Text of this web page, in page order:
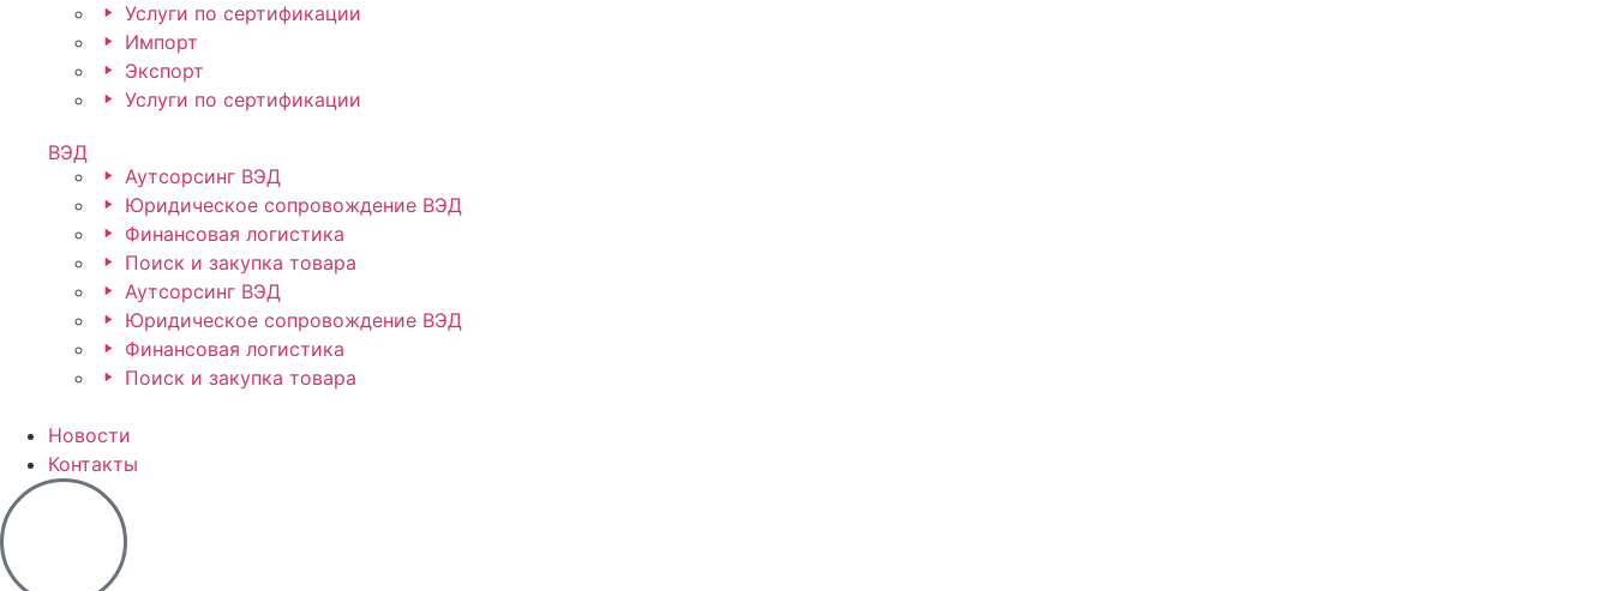
Услуги по сертификации
Импорт
Экспорт
Услуги по сертификации
ВЭД
Аутсорсинг ВЭД
Юридическое сопровождение ВЭД
Финансовая логистика
Поиск и закупка товара
Аутсорсинг ВЭД
Юридическое сопровождение ВЭД
Финансовая логистика
Поиск и закупка товара
Новости
Контакты